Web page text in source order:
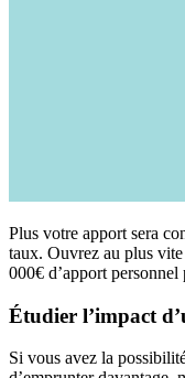
Plus votre apport sera
taux. Ouvrez au plus
000€ d’apport personnel
Étudier l’impact
Si vous avez la